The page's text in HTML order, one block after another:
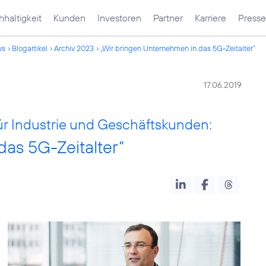
Kunden Investoren Partner Karriere Presse
Blogartikel Archiv 2023 „Wir bringen Unternehmen in das 5G-Zeitalter“
17.06.2019
Industrie und Geschäftskunden:
5G-Zeitalter“